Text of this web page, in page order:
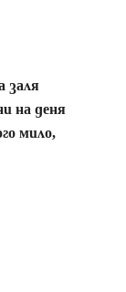
заля
на деня
мило,